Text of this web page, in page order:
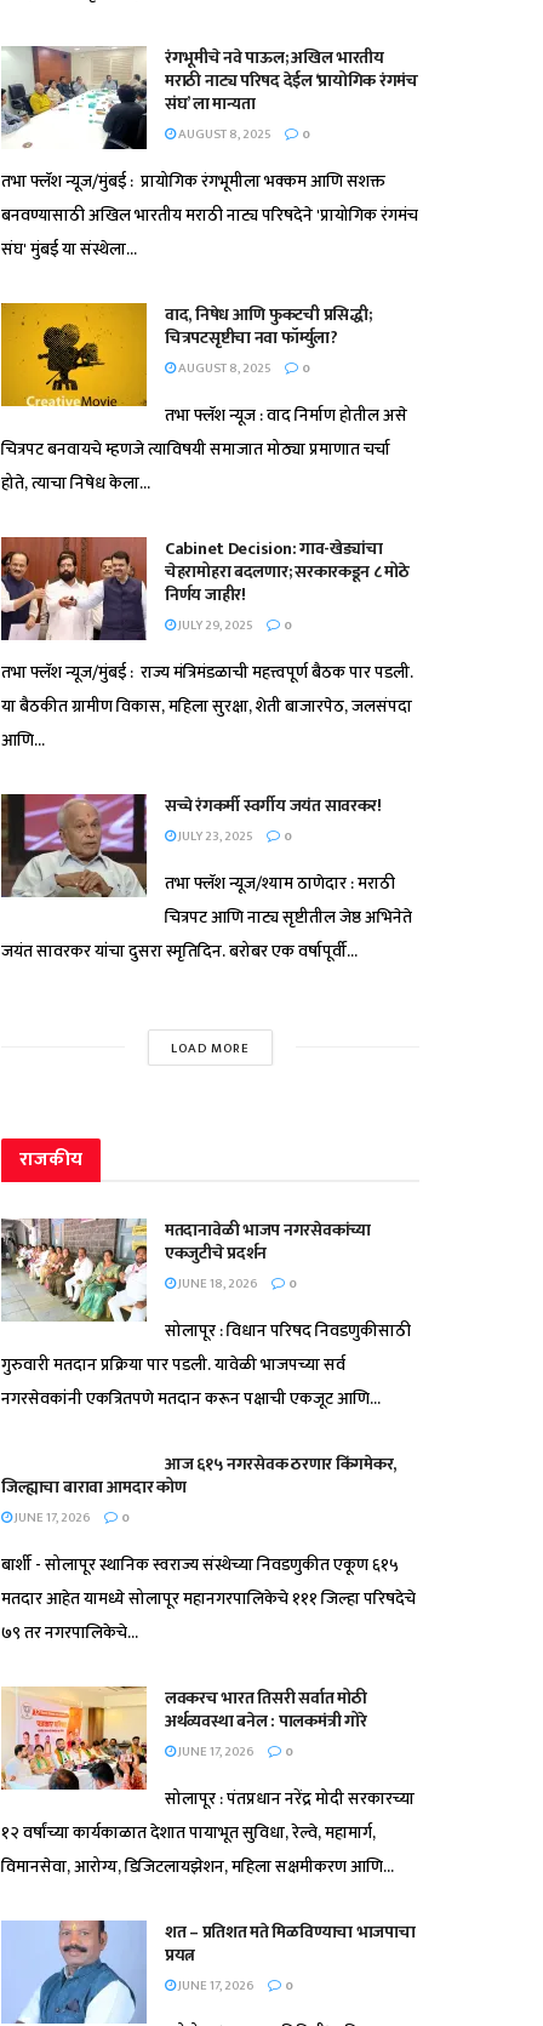
रंगभूमीचे नवे पाऊल; अखिल भारतीय
मराठी नाट्य परिषद देईल ‘प्रायोगिक रंगमंच
संघ’ ला मान्यता
AUGUST 8, 2025 0
तभा फ्लॅश न्यूज/मुंबई : प्रायोगिक रंगभूमीला भक्कम आणि सशक्त
बनवण्यासाठी अखिल भारतीय मराठी नाट्य परिषदेने 'प्रायोगिक रंगमंच
संघ' मुंबई या संस्थेला...
वाद, निषेध आणि फुकटची प्रसिद्धी;
चित्रपटसृष्टीचा नवा फॉर्म्युला?
AUGUST 8, 2025 0
तभा फ्लॅश न्यूज : वाद निर्माण होतील असे
चित्रपट बनवायचे म्हणजे त्याविषयी समाजात मोठ्या प्रमाणात चर्चा
होते, त्याचा निषेध केला...
Cabinet Decision: गाव-खेड्यांचा
चेहरामोहरा बदलणार; सरकारकडून ८ मोठे
निर्णय जाहीर!
JULY 29, 2025 0
तभा फ्लॅश न्यूज/मुंबई : राज्य मंत्रिमंडळाची महत्त्वपूर्ण बैठक पार पडली.
या बैठकीत ग्रामीण विकास, महिला सुरक्षा, शेती बाजारपेठ, जलसंपदा
आणि...
सच्चे रंगकर्मी स्वर्गीय जयंत सावरकर!
JULY 23, 2025 0
तभा फ्लॅश न्यूज/श्याम ठाणेदार : मराठी
चित्रपट आणि नाट्य सृष्टीतील जेष्ठ अभिनेते
जयंत सावरकर यांचा दुसरा स्मृतिदिन. बरोबर एक वर्षापूर्वी...
LOAD MORE
राजकीय
मतदानावेळी भाजप नगरसेवकांच्या
एकजुटीचे प्रदर्शन
JUNE 18, 2026 0
सोलापूर : विधान परिषद निवडणुकीसाठी
गुरुवारी मतदान प्रक्रिया पार पडली. यावेळी भाजपच्या सर्व
नगरसेवकांनी एकत्रितपणे मतदान करून पक्षाची एकजूट आणि...
आज ६१५ नगरसेवक ठरणार किंगमेकर,
जिल्ह्याचा बारावा आमदार कोण
JUNE 17, 2026 0
बार्शी - सोलापूर स्थानिक स्वराज्य संस्थेच्या निवडणुकीत एकूण ६१५
मतदार आहेत यामध्ये सोलापूर महानगरपालिकेचे १११ जिल्हा परिषदेचे
७९ तर नगरपालिकेचे...
लवकरच भारत तिसरी सर्वात मोठी
अर्थव्यवस्था बनेल : पालकमंत्री गोरे
JUNE 17, 2026 0
सोलापूर : पंतप्रधान नरेंद्र मोदी सरकारच्या
१२ वर्षांच्या कार्यकाळात देशात पायाभूत सुविधा, रेल्वे, महामार्ग,
विमानसेवा, आरोग्य, डिजिटलायझेशन, महिला सक्षमीकरण आणि...
शत – प्रतिशत मते मिळविण्याचा भाजपाचा
प्रयत्न
JUNE 17, 2026 0